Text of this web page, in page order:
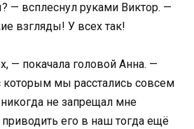
— всплеснул руками Виктор. —
взгляды! У всех так!
— покачала головой Анна. —
мы расстались совсем
не запрещал мне
его в наш тогда ещё